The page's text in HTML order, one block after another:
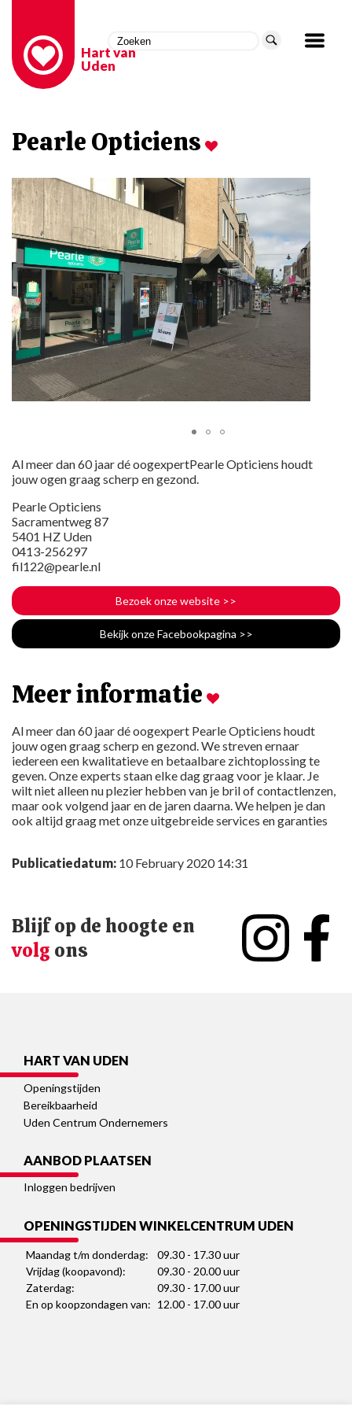
Hart van
Uden
Pearle Opticiens
Al meer dan 60 jaar dé oogexpertPearle Opticiens houdt
jouw ogen graag scherp en gezond.
Pearle Opticiens
Sacramentweg 87
5401 HZ Uden
0413-256297
fil122@pearle.nl
Bezoek onze website >>
Bekijk onze Facebookpagina >>
Meer informatie
Al meer dan 60 jaar dé oogexpert Pearle Opticiens houdt
jouw ogen graag scherp en gezond. We streven ernaar
iedereen een kwalitatieve en betaalbare zichtoplossing te
geven. Onze experts staan elke dag graag voor je klaar. Je
wilt niet alleen nu plezier hebben van je bril of contactlenzen,
maar ook volgend jaar en de jaren daarna. We helpen je dan
ook altijd graag met onze uitgebreide services en garanties
Publicatiedatum: 10 February 2020 14:31
Blijf op de hoogte en
volg ons
HART VAN UDEN
Openingstijden
Bereikbaarheid
Uden Centrum Ondernemers
AANBOD PLAATSEN
Inloggen bedrijven
OPENINGSTIJDEN WINKELCENTRUM UDEN
Maandag t/m donderdag:
09.30 - 17.30 uur
Vrijdag (koopavond):
09.30 - 20.00 uur
Zaterdag:
09.30 - 17.00 uur
En op koopzondagen van: 12.00 - 17.00 uur